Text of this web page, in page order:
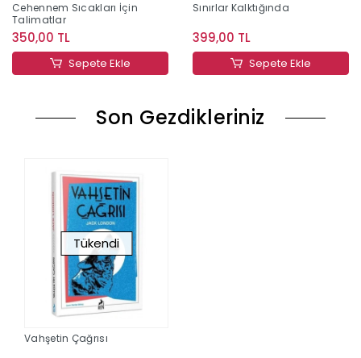
Cehennem Sıcakları İçin
Talimatlar
350,00 TL
Sepete Ekle
Sınırlar Kalktığında
399,00 TL
Sepete Ekle
Son Gezdikleriniz
Tükendi
Vahşetin Çağrısı